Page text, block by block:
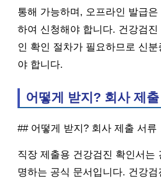
통해 가능하며, 오프라인 발급
하여 신청해야 합니다. 건강검
인 확인 절차가 필요하므로 신
야 합니다.
어떻게 받지? 회사 제
## 어떻게 받지? 회사 제출 서류
직장 제출용 건강검진 확인서는
명하는 공식 문서입니다. 건강